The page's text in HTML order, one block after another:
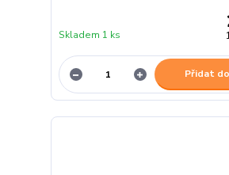
Skladem 1 ks
Přidat